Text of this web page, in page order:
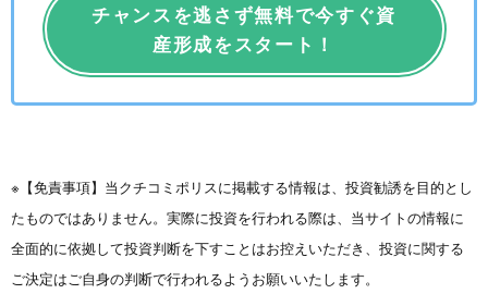
チャンスを逃さず無料で今すぐ資
産形成をスタート！
※【免責事項】当クチコミポリスに掲載する情報は、投資勧誘を目的とし
たものではありません。実際に投資を行われる際は、当サイトの情報に
全面的に依拠して投資判断を下すことはお控えいただき、投資に関する
ご決定はご自身の判断で行われるようお願いいたします。